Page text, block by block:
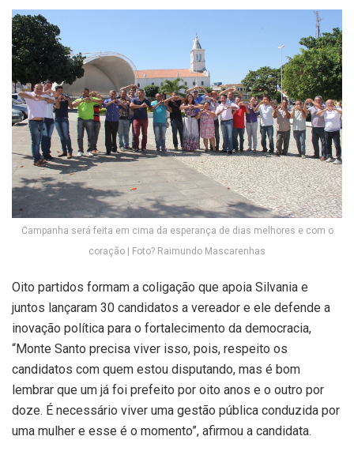
Campanha será feita em cima da esperança de dias melhores e com o
coração | Foto? Raimundo Mascarenhas
Oito partidos formam a coligação que apoia Silvania e
juntos lançaram 30 candidatos a vereador e ele defende a
inovação política para o fortalecimento da democracia,
“Monte Santo precisa viver isso, pois, respeito os
candidatos com quem estou disputando, mas é bom
lembrar que um já foi prefeito por oito anos e o outro por
doze. É necessário viver uma gestão pública conduzida por
uma mulher e esse é o momento”, afirmou a candidata.